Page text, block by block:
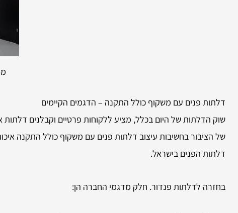
דלתות פנים עם משקוף כולל התקנה – הדגמים הקיימים
שוק הדלתות של היום בכלל, מציע ללקוחות פרטיים וקבלנים דלתות
של הציבור בחשיבות עיצוב דלתות פנים עם משקוף כולל התקנה
דלתות הפנים בישראל.
בחזרה לדלתות פנדור. חלק מדגמי החברה הן: